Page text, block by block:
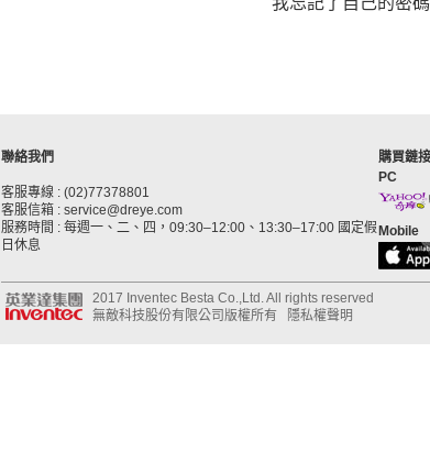
聯絡我們
客服專線 : (02)77378801
客服信箱 : service@dreye.com
服務時間 : 每週一、二、四，09:30–12:00、13:30–17:00 國定假
日休息
購買鏈接
PC
Mobile
2017 Inventec Besta Co.,Ltd. All rights reserved
無敵科技股份有限公司版權所有
隱私權聲明